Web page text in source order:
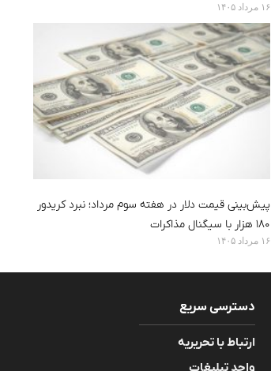
۱۶ مرداد ۱۴۰۵
پیش‌بینی قیمت دلار در هفته سوم مرداد؛ نبرد کریدور
۱۸۰ هزار با سیگنال مذاکرات
۱۶ مرداد ۱۴۰۵
دسترسی سریع
ارتباط با تحریریه